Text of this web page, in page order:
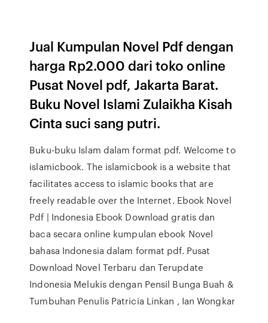
Jual Kumpulan Novel Pdf dengan
harga Rp2.000 dari toko online
Pusat Novel pdf, Jakarta Barat.
Buku Novel Islami Zulaikha Kisah
Cinta suci sang putri.
Buku-buku Islam dalam format pdf. Welcome to
islamicbook. The islamicbook is a website that
facilitates access to islamic books that are
freely readable over the Internet. Ebook Novel
Pdf | Indonesia Ebook Download gratis dan
baca secara online kumpulan ebook Novel
bahasa Indonesia dalam format pdf. Pusat
Download Novel Terbaru dan Terupdate
Indonesia Melukis dengan Pensil Bunga Buah &
Tumbuhan Penulis Patricia Linkan , Ian Wongkar